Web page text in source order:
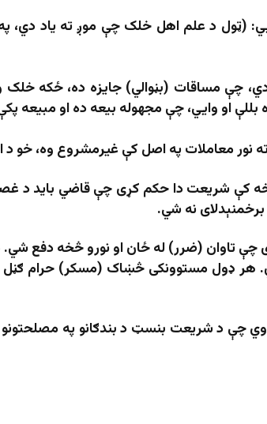
(ټول د علم اهل خلک چې موږ ته یاد دي،
چې مساقات (بڼوالي) جایزه ده، ځکه خلک
بللې او وايي، چې مجهوله بیعه ده او مبیعه
نور معاملات په اصل کې غیرمشروع وه، خو
کې شریعت دا حکم کړی چې قاضي باید د
نه شي.
تاوان (ضرر) له ځان او نورو څخه دفع
هر ډول مستوونکی څښاک (مسکر) حرام
چې د شریعت بنسټ د بندګانو په